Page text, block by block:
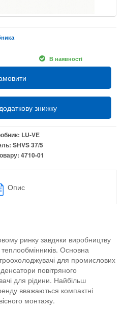
В наявності
знижку
LU-VE
SHVS 37/5
4710-01
Опис
ринку завдяки виробництву
Основна
для промислових
повітряного
для рідини. Найбільш
вважаються компактні
монтажу.